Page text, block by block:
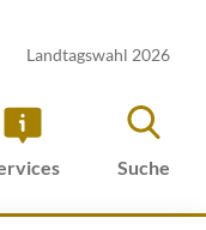
Landtagswahl 2026
Suche